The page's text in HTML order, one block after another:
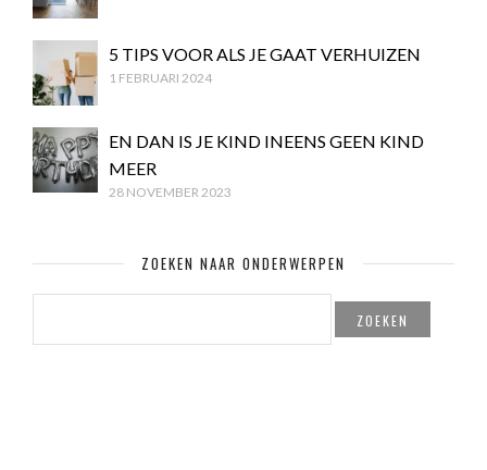
5 TIPS VOOR ALS JE GAAT VERHUIZEN
1 FEBRUARI 2024
EN DAN IS JE KIND INEENS GEEN KIND
MEER
28 NOVEMBER 2023
ZOEKEN NAAR ONDERWERPEN
ZOEKEN